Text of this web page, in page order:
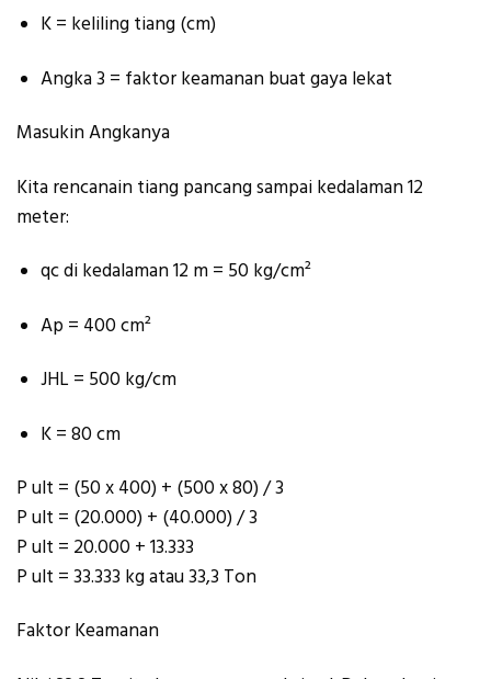
K = keliling tiang (cm)
Angka 3 = faktor keamanan buat gaya lekat
Masukin Angkanya
Kita rencanain tiang pancang sampai kedalaman 12
meter:
qc di kedalaman 12 m = 50 kg/cm²
Ap = 400 cm²
JHL = 500 kg/cm
K = 80 cm
P ult = (50 x 400) + (500 x 80) / 3
P ult = (20.000) + (40.000) / 3
P ult = 20.000 + 13.333
P ult = 33.333 kg atau 33,3 Ton
Faktor Keamanan